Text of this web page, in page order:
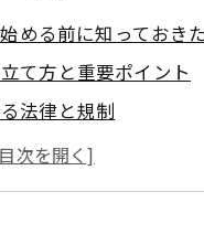
める前に知っておき
て方と重要ポイント
法律と規制
ム業者の選び方
理のコツ